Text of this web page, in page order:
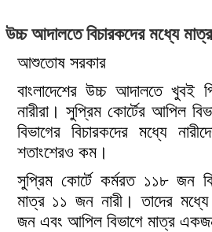
উচ্চ আদালতে বিচারকদের মধ্যে
আশুতোষ সরকার
বাংলাদেশের উচ্চ আদালতে খুবই
নারীরা। সুপ্রিম কোর্টের আপিল
বিভাগের বিচারকদের মধ্যে
শতাংশেরও কম।
সুপ্রিম কোর্টে কর্মরত ১১৮ জন
মাত্র ১১ জন নারী। তাদের মধ্যে
জন এবং আপিল বিভাগে মাত্র